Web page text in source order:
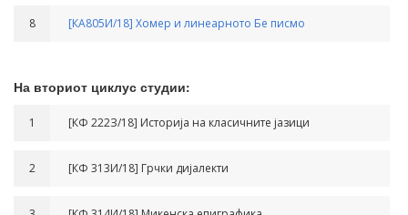
8 [КА805И/18] Хомер и линеарното Бе писмо
На вториот циклус студии:
1 [КФ 222З/18] Историја на класичните јазици
2 [КФ 313И/18] Грчки дијалекти